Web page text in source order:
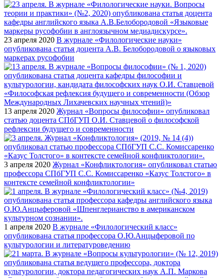
23 апреля 2020 В журнале «Филологические науки»
опубликована статья доцента А.В. Белобородовой о языковых
маркерах русофобии
13 апреля 2020 Журнал «Вопросы философии» опубликовал
статью доцента СПбГУП О.И. Ставцевой о философской
рефлексии будущего и современности
3 апреля 2020 Журнал «Конфликтология» опубликовал статью
профессора СПбГУП С.С. Комиссаренко «Казус Толстого» в
контексте семейной конфликтологии»
1 апреля 2020 В журнале «Филологический класс»
опубликована статья профессора О.Ю.Анцыферовой по
культурологии и литературоведению